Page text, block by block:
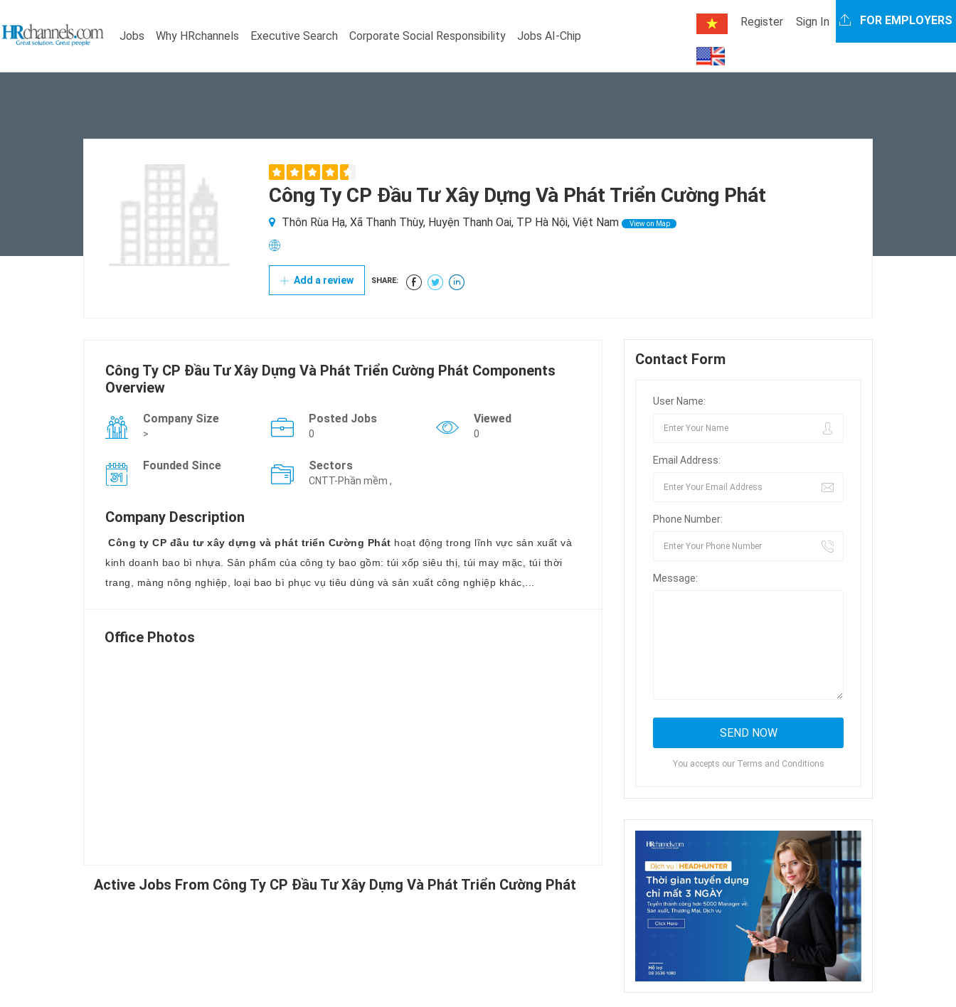
Jobs Why HRchannels Executive Search Corporate Social Responsibility Jobs AI-Chip
Register Sign In FOR EMPLOYERS
Công Ty CP Đầu Tư Xây Dựng Và Phát Triển Cường Phát
Thôn Rùa Hạ, Xã Thanh Thùy, Huyện Thanh Oai, TP Hà Nội, Việt Nam View on Map
Add a review SHARE:
Công Ty CP Đầu Tư Xây Dựng Và Phát Triển Cường Phát Components
Overview
Company Size
>
Posted Jobs
0
Viewed
0
Founded Since Sectors
CNTT-Phần mềm ,
Company Description
Công ty CP đầu tư xây dựng và phát triển Cường Phát hoạt động trong lĩnh vực sản xuất và
kinh doanh bao bì nhựa. Sản phẩm của công ty bao gồm: túi xốp siêu thị, túi may mặc, túi thời
trang, màng nông nghiệp, loại bao bì phục vụ tiêu dùng và sản xuất công nghiệp khác,...
Office Photos
Active Jobs From Công Ty CP Đầu Tư Xây Dựng Và Phát Triển Cường Phát
Contact Form
User Name:
Email Address:
Phone Number:
Message:
You accepts our Terms and Conditions